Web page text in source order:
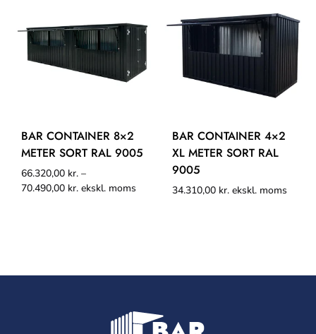
BAR CONTAINER 8×2
METER SORT RAL 9005
66.320,00 kr. –
70.490,00 kr. ekskl. moms
BAR CONTAINER 4×2
XL METER SORT RAL
9005
34.310,00 kr. ekskl. moms